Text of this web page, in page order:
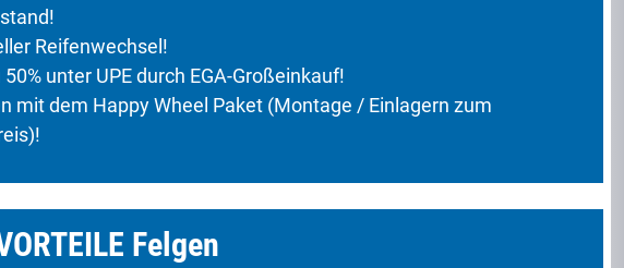
Reifenwechsel!
50% unter UPE durch EGA-Großeinkauf!
mit dem Happy Wheel Paket (Montage / Einlagern zum
Felgen